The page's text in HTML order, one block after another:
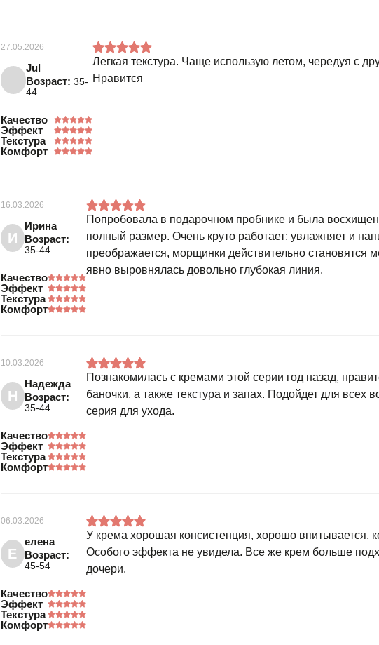
27.05.2026
Jul
Возраст:35-
44
Качество
Эффект
Текстура
Комфорт
Легкая текстура. Чаще использую летом, чередуя с
Нравится
16.03.2026
И
Ирина
Возраст:
35-44
Качество
Эффект
Текстура
Комфорт
Попробовала в подарочном пробнике и была
полный размер. Очень круто работает: увлажняет и
преображается, морщинки действительно
явно выровнялась довольно глубокая линия.
10.03.2026
Н
Надежда
Возраст:
35-44
Качество
Эффект
Текстура
Комфорт
Познакомилась с кремами этой серии год назад,
баночки, а также текстура и запах. Подойдет для всех
серия для ухода.
06.03.2026
Е
елена
Возраст:
45-54
Качество
Эффект
Текстура
Комфорт
У крема хорошая консистенция, хорошо впитывается,
Особого эффекта не увидела. Все же крем больше
дочери.